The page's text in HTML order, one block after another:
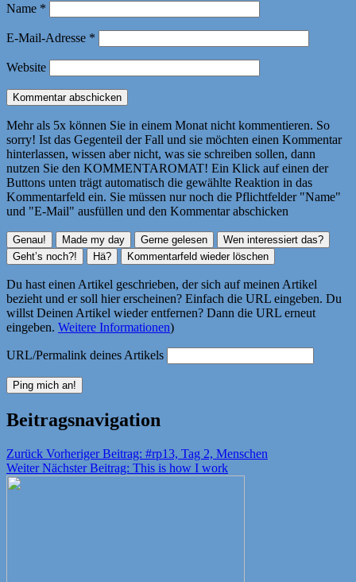
Name *
E-Mail-Adresse *
Website
Mehr als 5x können Sie in einem Monat nicht kommentieren. So
sorry! Ist das Gegenteil der Fall und sie möchten einen Kommentar
hinterlassen, wissen aber nicht, was sie schreiben sollen, dann
nutzen Sie den KOMMENTAROMAT! Ein Klick auf einen der
Buttons unten trägt automatisch die gewählte Reaktion in das
Kommentarfeld ein. Sie müssen nur noch die Pflichtfelder "Name"
und "E-Mail" ausfüllen und den Kommentar abschicken
Du hast einen Artikel geschrieben, der sich auf meinen Artikel
bezieht und er soll hier erscheinen? Einfach die URL eingeben. Du
willst Deinen Artikel wieder entfernen? Dann die URL erneut
eingeben. Weitere Informationen)
URL/Permalink deines Artikels
Beitragsnavigation
Zurück Vorheriger Beitrag: #rp13, Tag 2, Menschen
Weiter Nächster Beitrag: This is how I work